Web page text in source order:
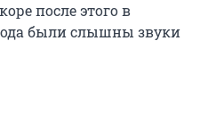
после этого в
были слышны звуки